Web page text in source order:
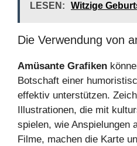
LESEN: Witzige
Die Verwendung von
Amüsante Grafiken
Botschaft einer
effektiv unterstützen.
Illustrationen, die mit
spielen, wie Anspielungen
Filme, machen die Karte